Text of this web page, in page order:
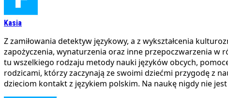
Kasia
Z zamiłowania detektyw językowy, a z wykształcenia
zapożyczenia, wynaturzenia oraz inne przepoczwarzenia w
tu wszelkiego rodzaju metody nauki języków obcych,
rodzicami, którzy zaczynają ze swoimi dziećmi przygodę z
dzieciom kontakt z językiem polskim. Na naukę nigdy nie